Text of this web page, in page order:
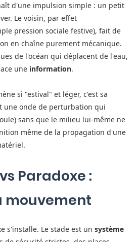
d'une impulsion simple : un petit
Le voisin, par effet
pression sociale festive), fait de
en chaîne purement mécanique.
de l'océan qui déplacent de l'eau,
une information.
si "estival" et léger, c'est sa
une onde de perturbation qui
sans que le milieu lui-même ne
même de la propagation d'une
Paradoxe :
mouvement
s'installe. Le stade est un système